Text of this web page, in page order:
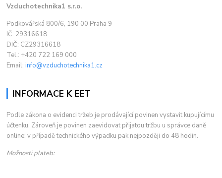
Vzduchotechnika1 s.r.o.
Podkovářská 800/6, 190 00 Praha 9
IČ: 29316618
DIČ: CZ29316618
Tel.: +420 722 169 000
Email:info@vzduchotechnika1.cz
INFORMACE K EET
Podle zákona o evidenci tržeb je prodávající povinen vystavit kupujícímu
účtenku. Zároveň je povinen zaevidovat přijatou tržbu u správce daně
online; v případě technického výpadku pak nejpozději do 48 hodin.
Možnosti plateb: